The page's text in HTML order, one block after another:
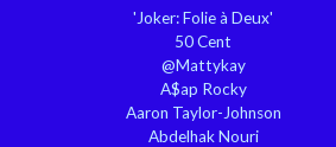
'Joker: Folie à Deux'
50 Cent
@Mattykay
A$ap Rocky
Aaron Taylor-Johnson
Abdelhak Nouri